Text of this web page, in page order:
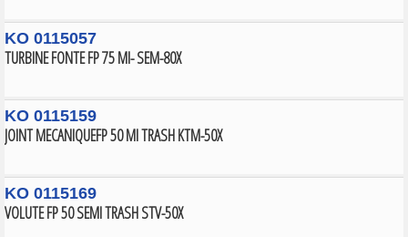
KO 0115057
TURBINE FONTE FP 75 MI- SEM-80X
KO 0115159
JOINT MECANIQUEFP 50 MI TRASH KTM-50X
KO 0115169
VOLUTE FP 50 SEMI TRASH STV-50X